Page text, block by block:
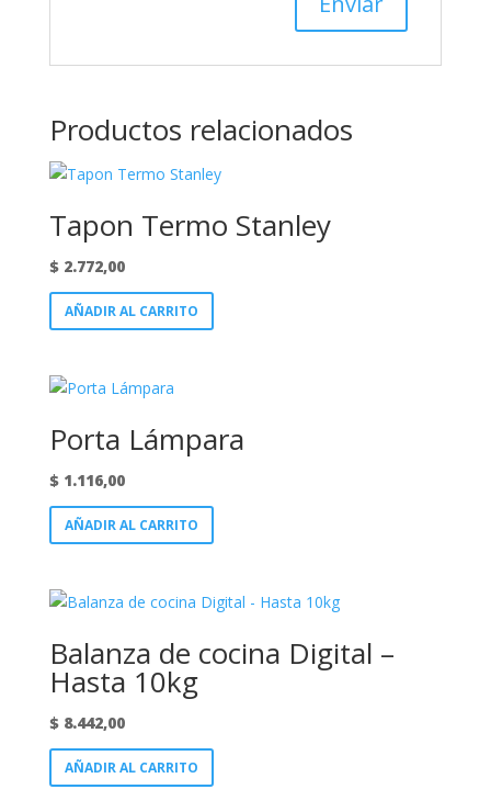
Productos relacionados
Tapon Termo Stanley
$2.772,00
AÑADIR AL CARRITO
Porta Lámpara
$1.116,00
AÑADIR AL CARRITO
Balanza de cocina Digital –
Hasta 10kg
$8.442,00
AÑADIR AL CARRITO